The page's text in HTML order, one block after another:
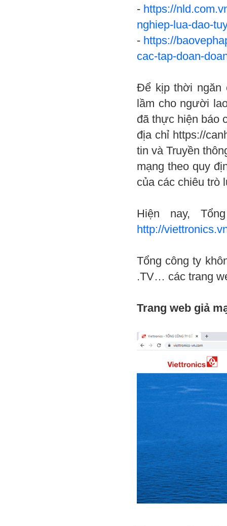
- https://
nghiep-lua-dao-
- https://
cac-tap-doan-
Để kịp thời ngăn
lầm cho người
đã thực hiện báo
địa chỉ https://
tin và Truyền
mạng theo quy
của các chiêu trò
Hiện nay,
http://
Tổng công ty
.TV… các trang
Trang web giả